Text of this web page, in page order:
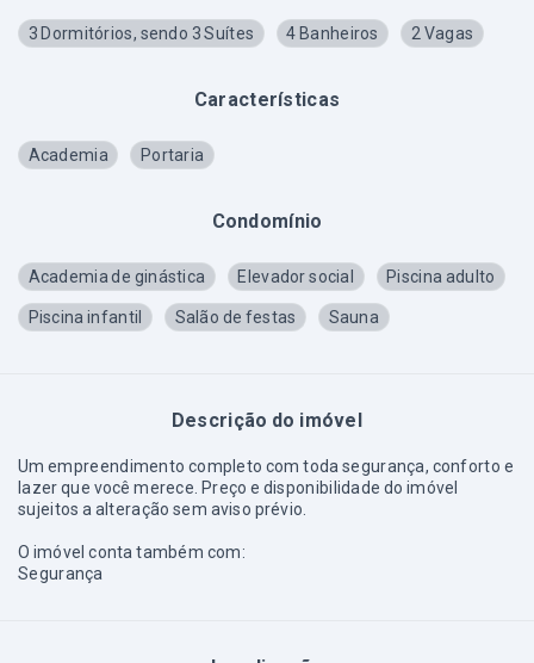
3 Dormitórios, sendo 3 Suítes 4 Banheiros 2 Vagas
Características
Academia Portaria
Condomínio
Academia de ginástica Elevador social Piscina adulto
Piscina infantil Salão de festas Sauna
Descrição do imóvel
Um empreendimento completo com toda segurança, conforto e
lazer que você merece. Preço e disponibilidade do imóvel
sujeitos a alteração sem aviso prévio.
O imóvel conta também com:
Segurança